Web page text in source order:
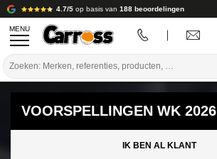
4.7/5 op basis van 188 beoordelingen
MENU
KLEURCODE
VOORSPELLINGEN WK 2026
IK BEN AL KLANT